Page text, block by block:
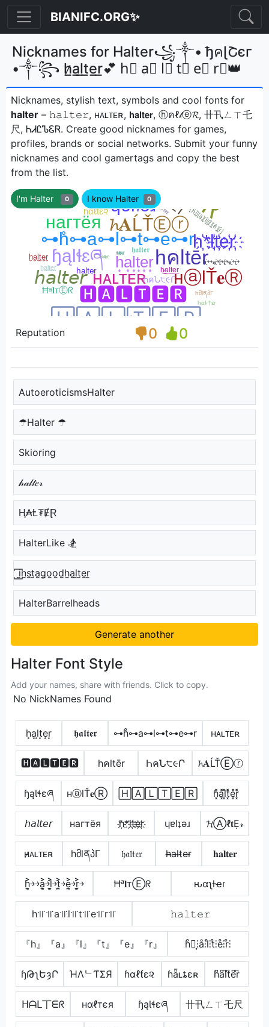
BIANIFC.ORG✨
Nicknames for Halter꧁༒• ђคɭՇєг
•༒꧂ h̷̲a̲l̲t̲e̲r̲💕 h⃣ a⃣ l⃣ t⃣ e⃣ r⃣👑
Nicknames, stylish text, symbols and cool fonts for
halter – 𝚑𝚊𝚕𝚝𝚎𝚛, ʜᴀʟᴛᴇʀ, 𝗵𝗮𝗹𝘁𝗲𝗿, ⓗคℓ𝓉ⓔ𝓡, 卄卂ㄥㄒ乇
尺, ᏂᏗᏝᏖᏋᏒㅤ. Create good nicknames for games,
profiles, brands or social networks. Submit your funny
nicknames and cool gamertags and copy the best
from the list.
I'm Halter 0 I know Halter 0
Reputation 0 0
AutoeroticismsHalter
☂Halter ☂
Skioring
𝒽𝒶𝓁𝓉𝑒𝓇
Ⱨ₳Ⱡ₮ɆⱤ
HalterLike 🏂
꙱i̼n̼s̼t̼a̼g̼o̼o̼d̼h̼a̼l̼t̼e̼r̼
HalterBarrelheads
Generate another
Halter Font Style
Add your names, share with friends. Click to copy.
No NickNames Found
h͙a͙l͙t͙e͙r͙ 𝖍𝖆𝖑𝖙𝖊𝖗 ⊶h̊⊶a⊶l⊶t⊶e⊶r ʜᴀʟᴛᴇʀ
🅷🅰🅻🆃🅴🆁 hคltēr ҺคՆ੮૯Ր 𝓱𝐀ĹŤⒺⓡ
ɧąƖɬɛཞ нⓐlŤ𝐞Ⓡ 🄷🄰🄻🅃🄴🅁 h͓̽̾a͓̽l͓̽t͓̽e͓̽r͓̽
𝘩𝘢𝘭𝘵𝘦𝘳 нагтёя h҉*l҉t҉e҉r҉ ɥɐlʇǝɹ 𝓗Ⓐℓ𝐭Ẹ𝓇
ʜ̷ᴀʟᴛᴇʀ hმlནპΓ 𝔥𝔞𝔩𝔱𝔢𝔯 h̴̶a̴l̴t̴e̴r̴ 𝐡𝐚𝐥𝐭𝐞𝐫
h͎͍͐￫￫a͎͍͐￫l͎͍͐￫t͎͍͐￫e͎͍͐￫r͎͍͐￫ Ħᵃ𝐥тⒺᖇ ԋαʅƚҽɾ
h꜉꜍꜉꜍a꜉꜍l꜉꜍t꜉꜍e꜉꜍r꜉꜍ 𝚑𝚊𝚕𝚝𝚎𝚛
『h』『a』『l』『t』『e』『r』 h̊⫶͎⫶å⫶l̊⫶t̊⫶e̊⫶r̊⫶
ɧԹʅԵȝՐ ΉΛᄂƬΣЯ ɦαℓƭε૨ ɦǟʟȶɛʀ h͆a͆l͆t͆e͆r͆
ᕼᗩᒪ丅ᗴᖇ нαℓтєя ɧąƖɬɛཞ 卄卂ㄥㄒ乇尺